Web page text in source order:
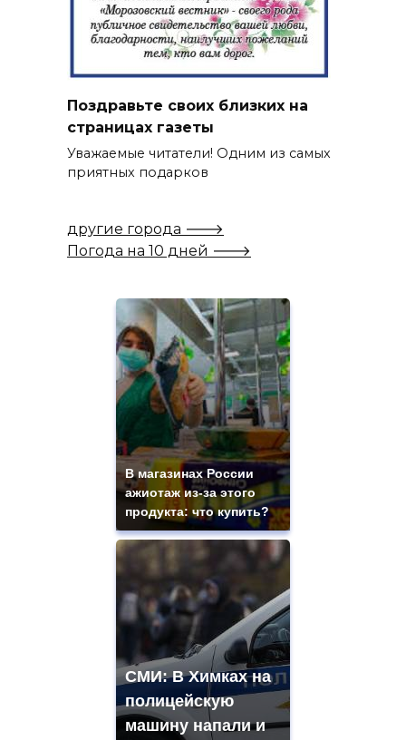
Поздравьте своих близких на
страницах газеты
Уважаемые читатели! Одним из самых
приятных подарков
другие города 🡒
Погода на 10 дней 🡒
В магазинах России
ажиотаж из-за этого
продукта: что купить?
СМИ: В Химках на
полицейскую
машину напали и